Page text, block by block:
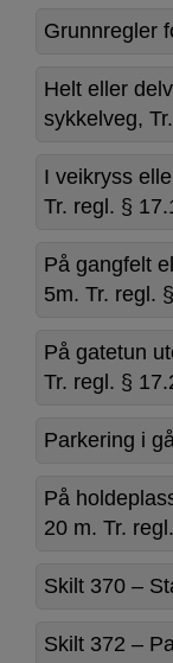
Grunnregler
Helt eller
sykkelveg,
I veikryss
Tr. regl. §
På gangfelt
5m. Tr. regl.
På gatetun
Tr. regl. §
Parkering i
På
20 m. Tr.
Skilt 370 –
Skilt 372 –